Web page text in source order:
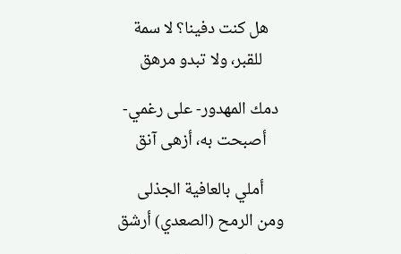
هل كنت دفينا؟ لا سمة
للقبر، ولا تبدو مرهق
دمك المهدور- على رغمي-
أصبحت به، أزهى آنق
أملي بالعافية الجذلى
ومن الرمح (الصعدي) أرشق